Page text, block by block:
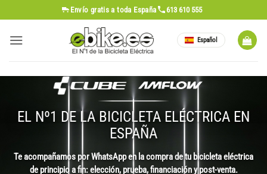
al
contenido
Envío gratis a toda España 613 610 555
Español
EL Nº1 DE LA BICICLETA ELÉCTRICA EN
ESPAÑA
Te acompañamos por WhatsApp en la compra de tu bicicleta eléctrica
de principio a fin: elección, prueba, financiación y post-venta.